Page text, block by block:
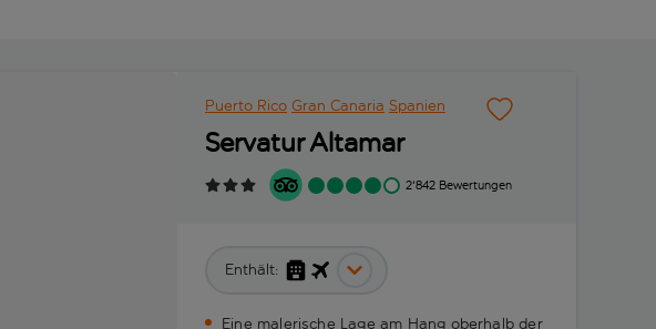
Puerto Rico Gran Canaria Spanien
Servatur Altamar
2'842 Bewertungen
Enthält:
Eine malerische Lage am Hang oberhalb der